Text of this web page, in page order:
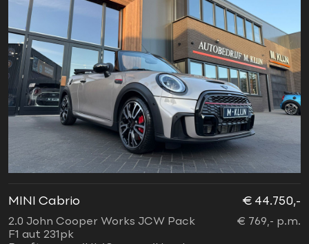
MINI Cabrio
2.0 John Cooper Works JCW Pack
F1 aut 231pk
€ 44.750,-
€ 769,- p.m.